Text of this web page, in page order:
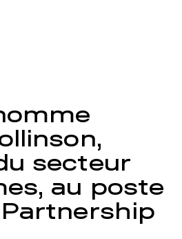
secteur
au poste